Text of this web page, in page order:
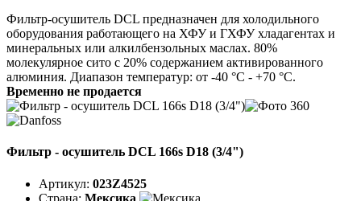
Фильтр-осушитель DCL предназначен для холодильного
оборудования работающего на ХФУ и ГХФУ хладагентах и
минеральных или алкилбензольных маслах. 80%
молекулярное сито с 20% содержанием активированного
алюминия. Диапазон температур: от -40 °C - +70 °C.
Временно не продается
Фильтр - осушитель DCL 166s D18 (3/4")
Артикул: 023Z4525
Страна: Мексика